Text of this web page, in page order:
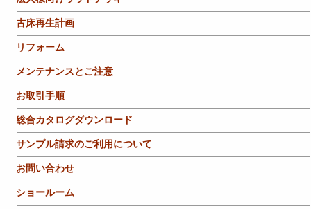
古床再生計画
リフォーム
メンテナンスとご注意
お取引手順
総合カタログダウンロード
サンプル請求のご利用について
お問い合わせ
ショールーム